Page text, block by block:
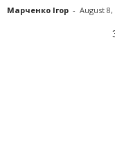
Марченко Ігор - August 8,